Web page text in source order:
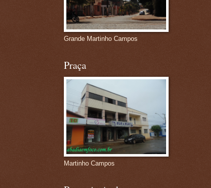
Grande Martinho Campos
Praça
Martinho Campos